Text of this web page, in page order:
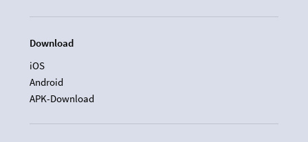
Download
iOS
Android
APK-Download